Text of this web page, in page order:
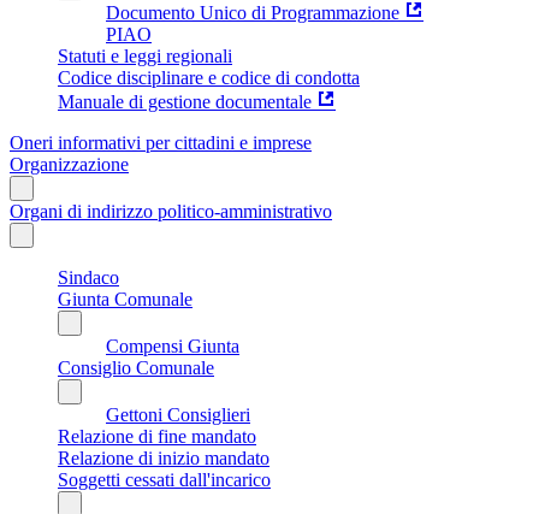
Documento Unico di Programmazione
PIAO
Statuti e leggi regionali
Codice disciplinare e codice di condotta
Manuale di gestione documentale
Oneri informativi per cittadini e imprese
Organizzazione
Organi di indirizzo politico-amministrativo
Sindaco
Giunta Comunale
Compensi Giunta
Consiglio Comunale
Gettoni Consiglieri
Relazione di fine mandato
Relazione di inizio mandato
Soggetti cessati dall'incarico